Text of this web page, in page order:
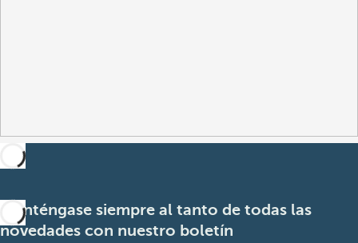
Manténgase siempre al tanto de todas las
novedades con nuestro boletín